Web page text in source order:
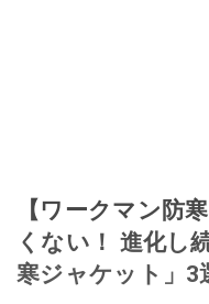
【ワークマン防
くない！ 進化し
寒ジャケット」3